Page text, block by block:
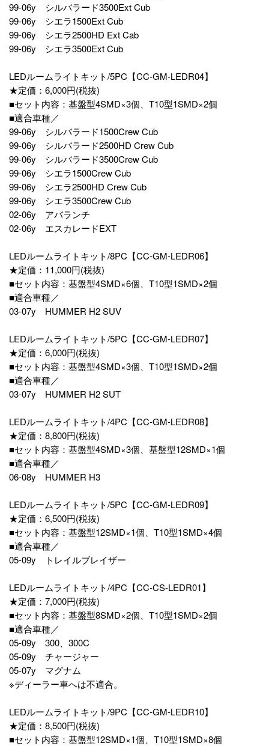
99-06y シルバラード3500Ext Cub
99-06y シエラ1500Ext Cub
99-06y シエラ2500HD Ext Cab
99-06y シエラ3500Ext Cub
LEDルームライトキット/5PC【CC-GM-LEDR04】
★定価：6,000円(税抜)
■セット内容：基盤型4SMD×3個、T10型1SMD×2個
■適合車種／
99-06y シルバラード1500Crew Cub
99-06y シルバラード2500HD Crew Cub
99-06y シルバラード3500Crew Cub
99-06y シエラ1500Crew Cub
99-06y シエラ2500HD Crew Cub
99-06y シエラ3500Crew Cub
02-06y アバランチ
02-06y エスカレードEXT
LEDルームライトキット/8PC【CC-GM-LEDR06】
★定価：11,000円(税抜)
■セット内容：基盤型4SMD×6個、T10型1SMD×2個
■適合車種／
03-07y HUMMER H2 SUV
LEDルームライトキット/5PC【CC-GM-LEDR07】
★定価：6,000円(税抜)
■セット内容：基盤型4SMD×3個、T10型1SMD×2個
■適合車種／
03-07y HUMMER H2 SUT
LEDルームライトキット/4PC【CC-GM-LEDR08】
★定価：8,800円(税抜)
■セット内容：基盤型4SMD×3個、基盤型12SMD×1個
■適合車種／
06-08y HUMMER H3
LEDルームライトキット/5PC【CC-GM-LEDR09】
★定価：6,500円(税抜)
■セット内容：基盤型12SMD×1個、T10型1SMD×4個
■適合車種／
05-09y トレイルブレイザー
LEDルームライトキット/4PC【CC-CS-LEDR01】
★定価：7,000円(税抜)
■セット内容：基盤型8SMD×2個、T10型1SMD×2個
■適合車種／
05-09y 300、300C
05-09y チャージャー
05-07y マグナム
※ディーラー車へは不適合。
LEDルームライトキット/9PC【CC-GM-LEDR10】
★定価：8,500円(税抜)
■セット内容：基盤型12SMD×1個、T10型1SMD×8個